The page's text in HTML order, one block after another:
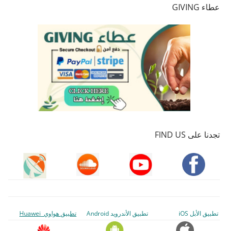
عطاء GIVING
تجدنا على FIND US
تطبيق الأبل iOS تطبيق الأندرويد Android تطبيق هواوي Huawei